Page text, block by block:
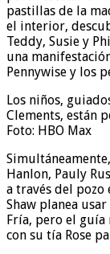
pastillas de la
el interior,
Teddy, Susie y
una
Pennywise y los
Los niños,
Clements, están
Foto: HBO Max
Hanlon, Pauly
a través del pozo
Shaw planea
Fría, pero el guía
con su tía Rose